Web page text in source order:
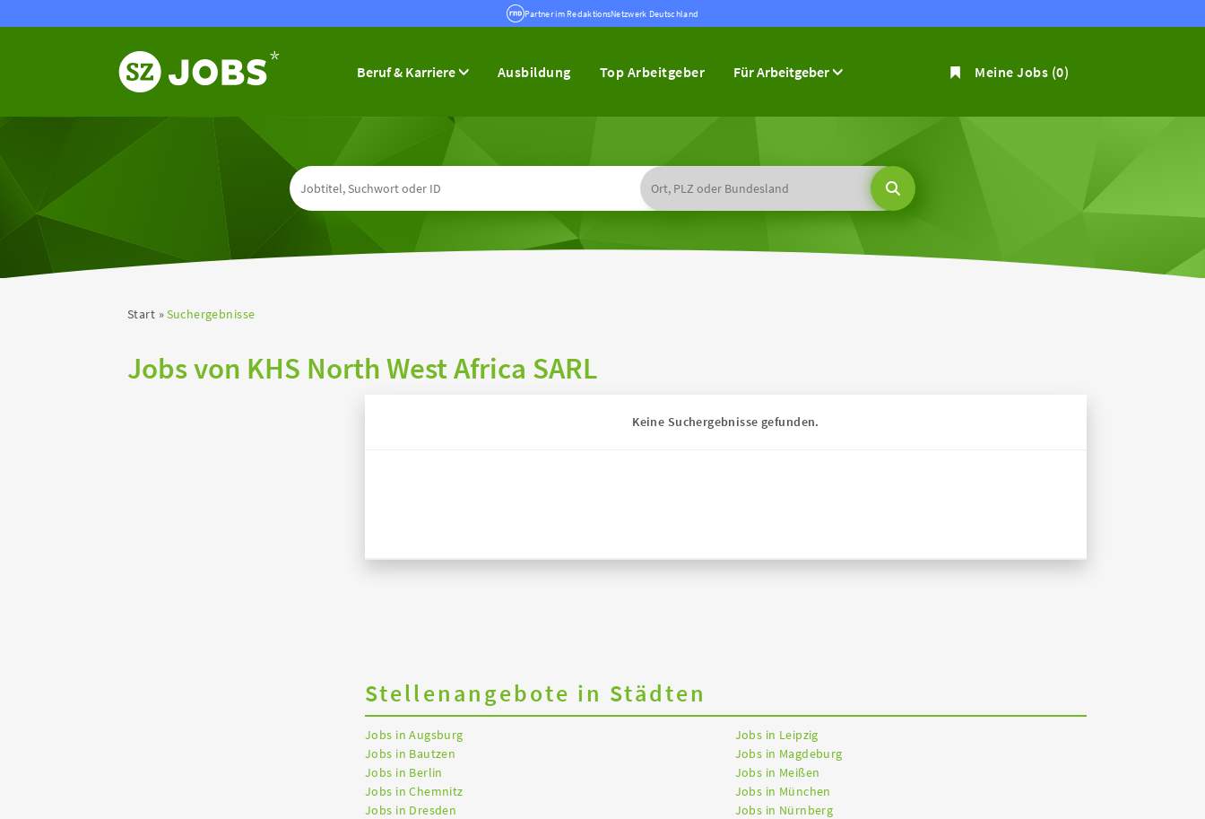
Partner im RedaktionsNetzwerk Deutschland
Beruf & Karriere Ausbildung Top Arbeitgeber Für Arbeitgeber Meine Jobs (0)
Start Suchergebnisse
Jobs von KHS North West Africa SARL
Keine Suchergebnisse gefunden.
Stellenangebote in Städten
Jobs in Augsburg
Jobs in Bautzen
Jobs in Berlin
Jobs in Chemnitz
Jobs in Dresden
Jobs in Leipzig
Jobs in Magdeburg
Jobs in Meißen
Jobs in München
Jobs in Nürnberg